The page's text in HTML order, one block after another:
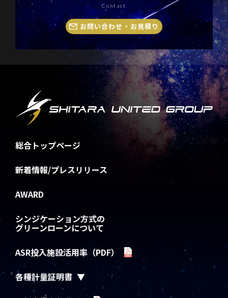
Contact
お問い合わせ・お見積り
総合トップページ
新着情報/プレスリリース
AWARD
シンジケーション方式の
グリーンローンについて
ASR投入施設活用率（PDF）
各種計量証明書